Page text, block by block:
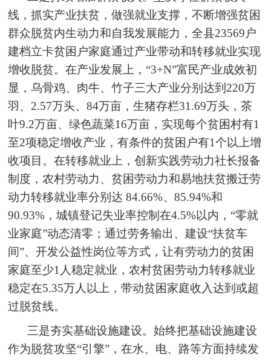
线，抓实产业扶贫，做强就业支撑，不断增强贫困
群众脱贫内生动力和自我发展能力，全县23569户
建档立卡贫困户家庭通过产业带动和转移就业实现
增收脱贫。在产业发展上，“3+N”富民产业成效初
显，乌骨鸡、肉牛、竹子三大产业分别达到220万
羽、2.57万头、84万亩，生猪存栏31.69万头，茶
叶9.2万亩、绿色蔬菜16万亩，实现每个贫困村有1
至2项稳定增收产业，有条件的贫困户有1个以上增
收项目。在转移就业上，创新实践劳动力社长报备
制度，农村劳动力、贫困劳动力和易地扶贫搬迁劳
动力转移就业率分别达 84.66%、85.94%和
90.93%，城镇登记失业率控制在4.5%以内，“零就
业家庭”动态清零；通过劳务输出、建设“扶贫车
间”、开发公益性岗位等方式，让有劳动力的贫困
家庭至少1人稳定就业，农村贫困劳动力转移就业
稳定在5.35万人以上，带动贫困家庭收入达到或超
过脱贫线。
三是夯实基础设施建设。始终把基础设施建设
作为脱贫攻坚“引擎”，在水、电、路等方面持续发